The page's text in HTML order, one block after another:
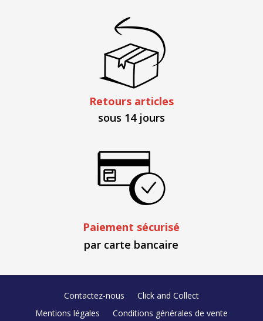
Retours articles
sous 14 jours
Paiement sécurisé
par carte bancaire
Contactez-nous
Click and Collect
Mentions légales
Conditions générales de vente